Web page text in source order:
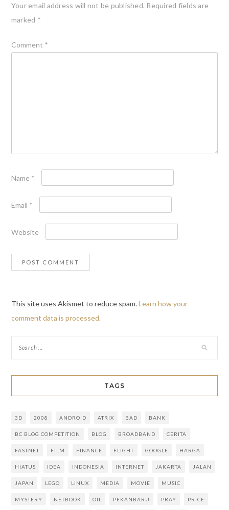
Your email address will not be published. Required fields are
marked *
Comment *
Name *
Email *
Website
This site uses Akismet to reduce spam.Learn how your
comment data is processed.
TAGS
3D 2008 ANDROID ATRIX BAD BANK
BC BLOG COMPETITION BLOG BROADBAND CERITA
FASTNET FILM FINANCE FLIGHT GOOGLE HARGA
HIATUS IDEA INDONESIA INTERNET JAKARTA JALAN
JAPAN LEGO LINUX MEDIA MOVIE MUSIC
MYSTERY NETBOOK OIL PEKANBARU PRAY PRICE